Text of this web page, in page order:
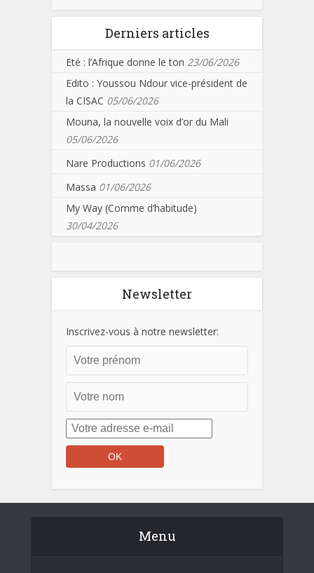
Derniers articles
Eté : l’Afrique donne le ton 23/06/2026
Edito : Youssou Ndour vice-président de
la CISAC 05/06/2026
Mouna, la nouvelle voix d’or du Mali
05/06/2026
Nare Productions 01/06/2026
Massa 01/06/2026
My Way (Comme d’habitude)
30/04/2026
Newsletter
Inscrivez-vous à notre newsletter:
Menu